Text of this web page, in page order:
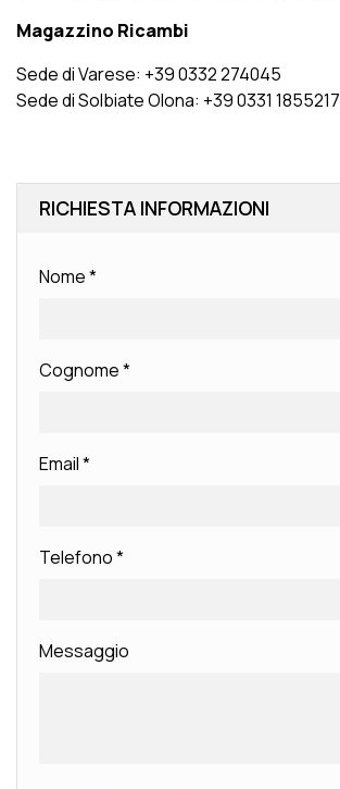
Magazzino Ricambi
Sede di Varese: +39 0332 274045
Sede di Solbiate Olona: +39 0331 1855217
RICHIESTA INFORMAZIONI
Nome*
Cognome*
Email*
Telefono*
Messaggio